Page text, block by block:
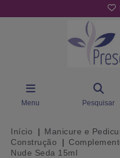
Menu Pesquisar
Início Manicure e
Construção
Nude Seda 15ml